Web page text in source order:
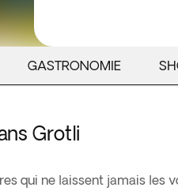
GASTRONOMIE
Grotli
qui ne laissent jamais les